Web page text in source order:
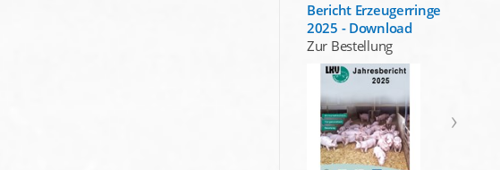
Bericht Erzeugerringe
2025 - Download
Zur Bestellung